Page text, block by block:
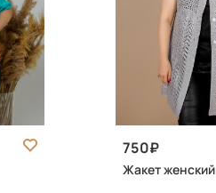
750
Жакет женский